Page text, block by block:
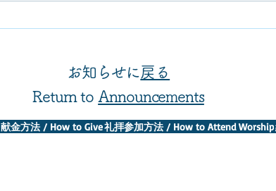
加をお待ちしています！ This
Time: September 7
お知らせに戻る
Return toAnnouncements
献金方法 / How to Give礼拝参加方法 / How to Attend Worship